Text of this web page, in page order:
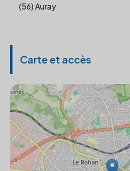
(56) Auray
Carte et accès